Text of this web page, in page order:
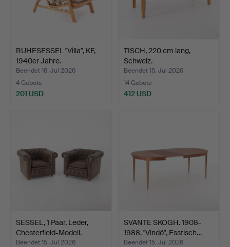
RUHESESSEL "Villa", KF,
1940er Jahre.
Beendet 16. Jul 2026
4 Gebote
201 USD
TISCH, 220 cm lang,
Schweiz.
Beendet 15. Jul 2026
14 Gebote
412 USD
SESSEL, 1 Paar, Leder,
Chesterfield-Modell.
Beendet 15. Jul 2026
SVANTE SKOGH. 1908-
1988. "Vindö", Esstisch…
Beendet 15. Jul 2026